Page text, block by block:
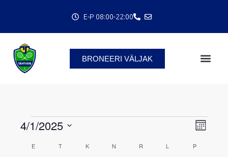
E-P 08:00-22:00
BRONEERI VÄLJAK
Events
Views
Event
Month
4/1/2025
Calendar
E T K N R L P